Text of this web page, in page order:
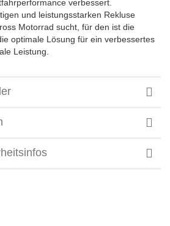
verbessert.
und leistungsstarken Rekluse
Motorrad sucht, für den ist die
optimale Lösung für ein verbessertes
Leistung.